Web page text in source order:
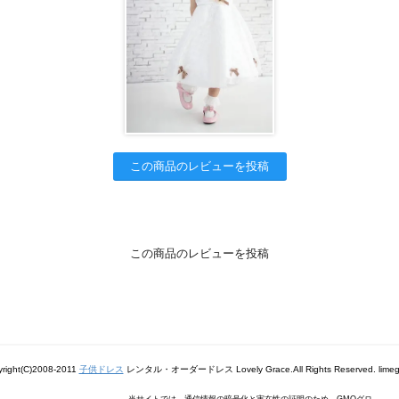
この商品のレビューを投稿
この商品のレビューを投稿
2011 子供ドレス レンタル・オーダードレス Lovely Grace.All Rights Reserved.